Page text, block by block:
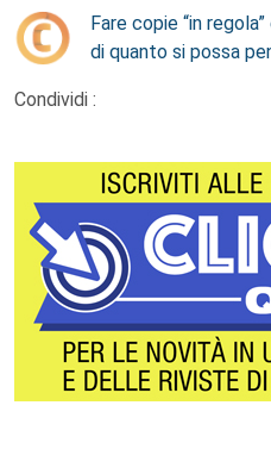
Fare copie “in
di quanto si possa
Condividi :